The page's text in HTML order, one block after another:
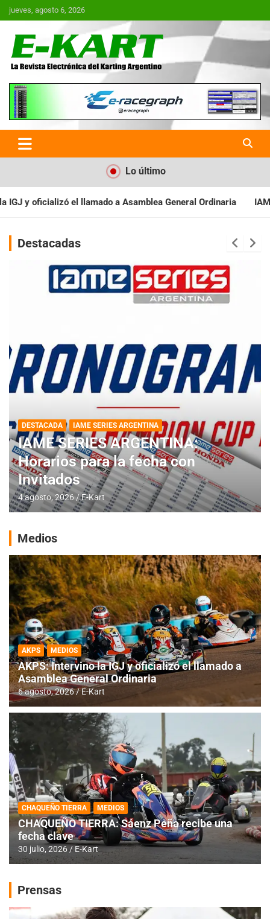
Saltar
al
jueves, agosto 6, 2026
E-Kart.com.ar | La Revista
Electrónica del Karting en
Argentina
Lo último
General Ordinaria IAME SERIES ARGENTINA:
Destacadas
DESTACADA IAME SERIES ARGENTINA
IAME SERIES ARGENTINA:
Horarios para la fecha con
Invitados
4 agosto, 2026 E-Kart
Medios
AKPS MEDIOS
AKPS: Intervino la IGJ y oficializó el llamado a
Asamblea General Ordinaria
6 agosto, 2026 E-Kart
CHAQUEÑO TIERRA MEDIOS
CHAQUEÑO TIERRA: Sáenz Peña recibe una
fecha clave
30 julio, 2026 E-Kart
Prensas